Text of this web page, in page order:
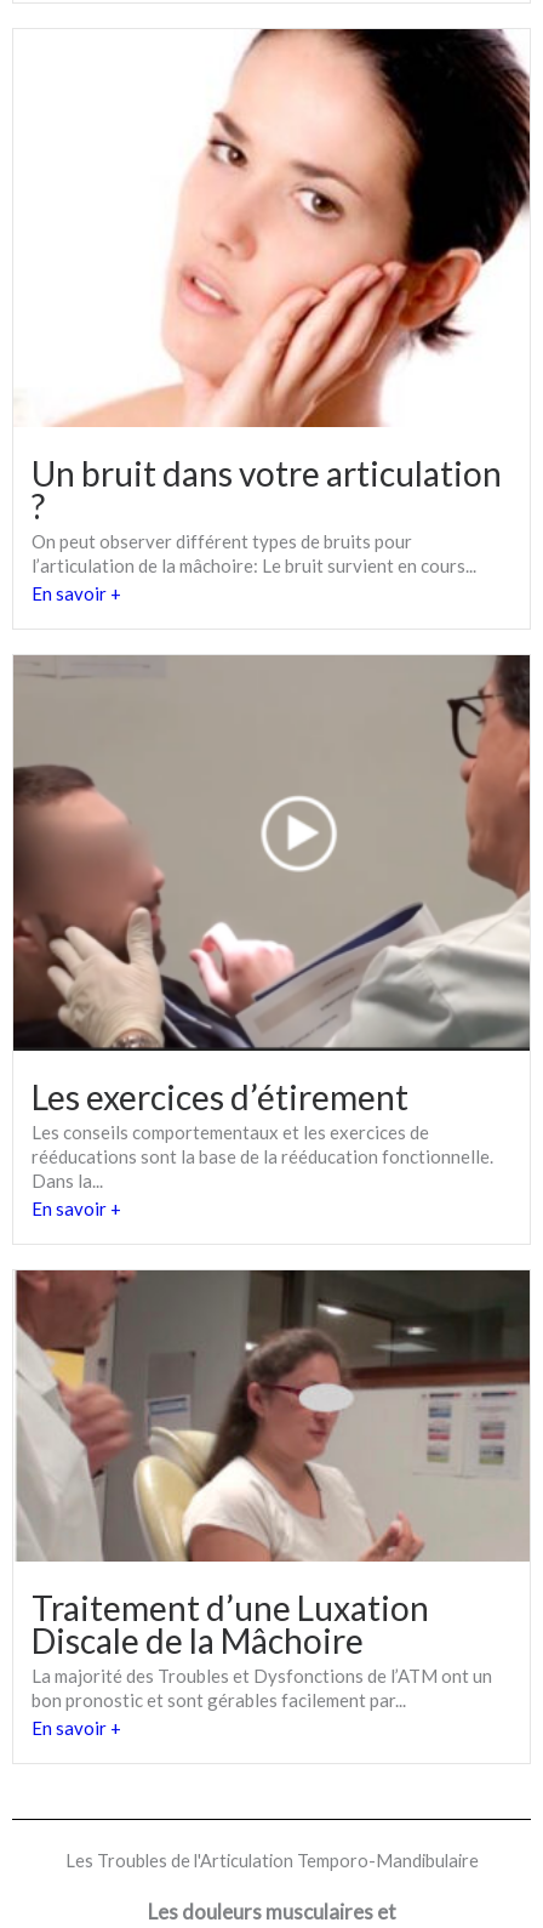
Un bruit dans votre articulation
?
On peut observer différent types de bruits pour
l’articulation de la mâchoire: Le bruit survient en cours...
En savoir +
Les exercices d’étirement
Les conseils comportementaux et les exercices de
rééducations sont la base de la rééducation fonctionnelle.
Dans la...
En savoir +
Traitement d’une Luxation
Discale de la Mâchoire
La majorité des Troubles et Dysfonctions de l’ATM ont un
bon pronostic et sont gérables facilement par...
En savoir +
Les Troubles de l'Articulation Temporo-Mandibulaire
Les douleurs musculaires et